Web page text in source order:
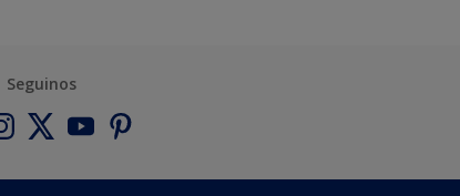
Seguinos